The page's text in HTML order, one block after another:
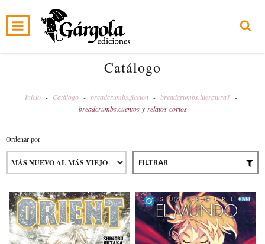
INICIO
Catálogo
Inicio - Catálogo - breadcrumbs.ficcion - breadcrumbs.literatura1 -
breadcrumbs.cuentos-y-relatos-cortos
Ordenar por
FILTRAR